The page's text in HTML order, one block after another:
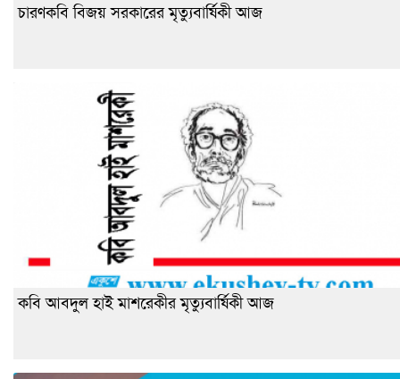
চারণকবি বিজয় সরকারের মৃত্যুবার্ষিকী আজ
কবি আবদুল হাই মাশরেকীর মৃত্যুবার্ষিকী আজ